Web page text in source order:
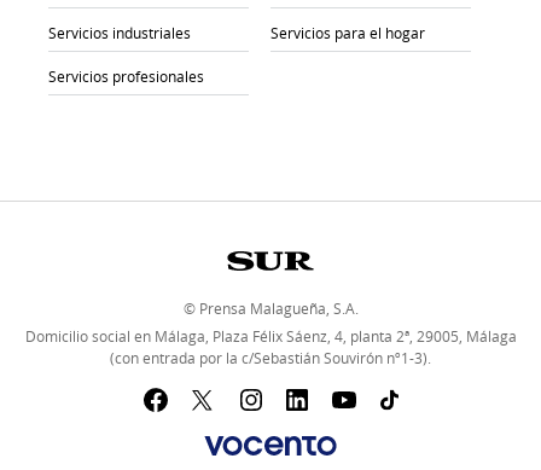
Servicios industriales Servicios para el hogar
Servicios profesionales
© Prensa Malagueña, S.A.
Domicilio social en Málaga, Plaza Félix Sáenz, 4, planta 2ª, 29005, Málaga
(con entrada por la c/Sebastián Souvirón nº1-3).